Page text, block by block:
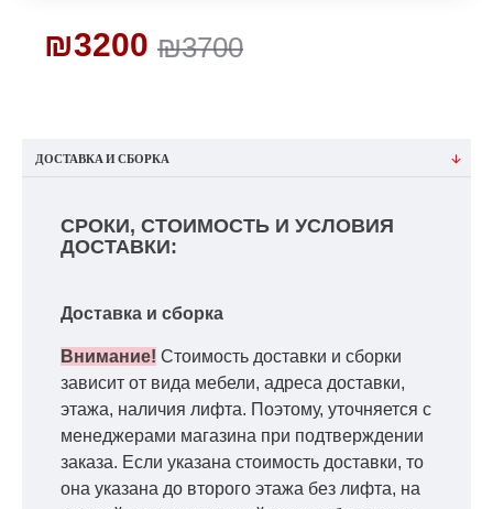
₪3700
₪3200
ДОСТАВКА И СБОРКА
СРОКИ, СТОИМОСТЬ И УСЛОВИЯ
ДОСТАВКИ:
Доставка и сборка
Внимание! Стоимость доставки и сборки
зависит от вида мебели, адреса доставки,
этажа, наличия лифта. Поэтому, уточняется с
менеджерами магазина при подтверждении
заказа. Если указана стоимость доставки, то
она указана до второго этажа без лифта, на